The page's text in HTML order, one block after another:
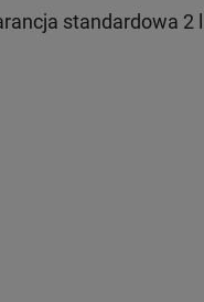
standardowa 2